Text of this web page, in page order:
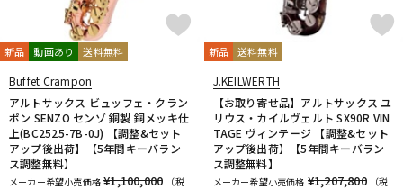
新品 動画あり 送料無料
Buffet Crampon
アルトサックス ビュッフェ・クラン
ポン SENZO センゾ 銅製 銅メッキ仕
上(BC2525-7B-0J) 【調整&セット
アップ後出荷】【5年間キーバラン
ス調整無料】
メーカー希望小売価格 ¥1,100,000
（税
新品 送料無料
J.KEILWERTH
【お取り寄せ品】アルトサックス ユ
リウス・カイルヴェルト SX90R VIN
TAGE ヴィンテージ 【調整&セット
アップ後出荷】【5年間キーバラン
ス調整無料】
メーカー希望小売価格 ¥1,207,800
（税